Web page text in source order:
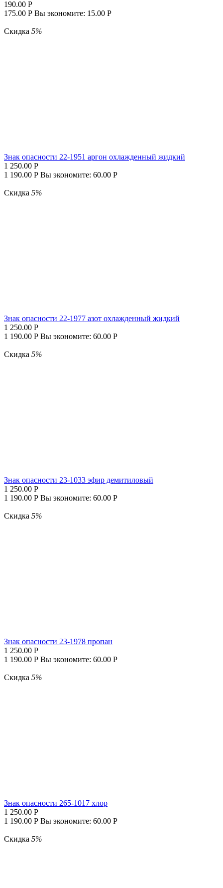
190.00 Р
175.00 Р Вы экономите: 15.00 Р
Скидка 5%
Знак опасности 22-1951 аргон охлажденный жидкий
1 250.00 Р
1 190.00 Р Вы экономите: 60.00 Р
Скидка 5%
Знак опасности 22-1977 азот охлажденный жидкий
1 250.00 Р
1 190.00 Р Вы экономите: 60.00 Р
Скидка 5%
Знак опасности 23-1033 эфир демитиловый
1 250.00 Р
1 190.00 Р Вы экономите: 60.00 Р
Скидка 5%
Знак опасности 23-1978 пропан
1 250.00 Р
1 190.00 Р Вы экономите: 60.00 Р
Скидка 5%
Знак опасности 265-1017 хлор
1 250.00 Р
1 190.00 Р Вы экономите: 60.00 Р
Скидка 5%